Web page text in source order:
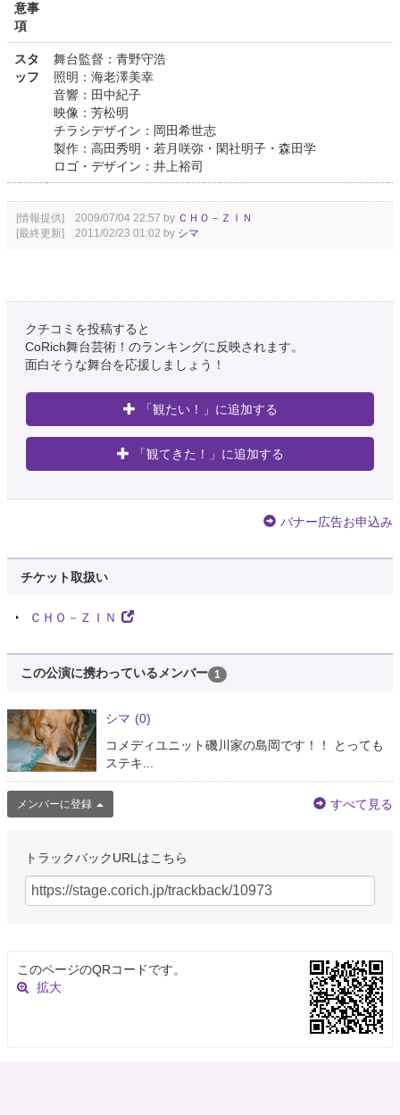
意事
項
スタ
ッフ
舞台監督：青野守浩
照明：海老澤美幸
音響：田中紀子
映像：芳松明
チラシデザイン：岡田希世志
製作：高田秀明・若月咲弥・閑社明子・森田学
ロゴ・デザイン：井上裕司
[情報提供] 2009/07/04 22:57 by ＣＨＯ－ＺＩＮ
[最終更新] 2011/02/23 01:02 by シマ
クチコミを投稿すると
CoRich舞台芸術！のランキングに反映されます。
面白そうな舞台を応援しましょう！
「観たい！」に追加する
「観てきた！」に追加する
バナー広告お申込み
チケット取扱い
ＣＨＯ－ＺＩＮ
この公演に携わっているメンバー 1
シマ (0)
コメディユニット磯川家の島岡です！！ とっても
ステキ...
メンバーに登録 すべて見る
トラックバックURLはこちら
このページのQRコードです。
拡大